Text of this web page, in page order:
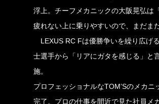
浮上。チーフメカニックの大阪晃弘は
疲れない上に乗りやすいので、まだま
LEXUS RC Fは優勝争いを繰り広げ
士選手から「リアにガタを感じる」と
施。
プロフェッショナルなTOM’Sのメカ
完了。プロの仕事を間近で見た社員メ